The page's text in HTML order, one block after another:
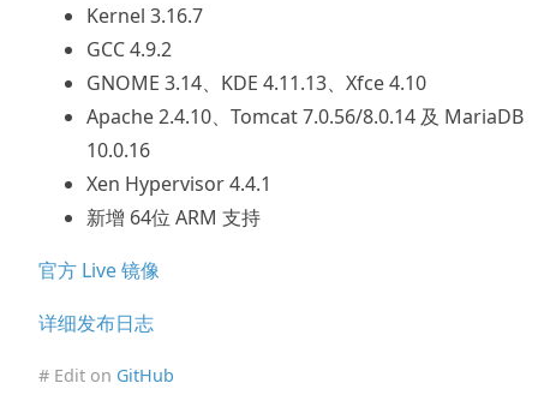
Kernel 3.16.7
GCC 4.9.2
GNOME 3.14、KDE 4.11.13、Xfce 4.10
Apache 2.4.10、Tomcat 7.0.56/8.0.14 及 MariaDB
10.0.16
Xen Hypervisor 4.4.1
新增 64位 ARM 支持
官方 Live 镜像
详细发布日志
# Edit on GitHub